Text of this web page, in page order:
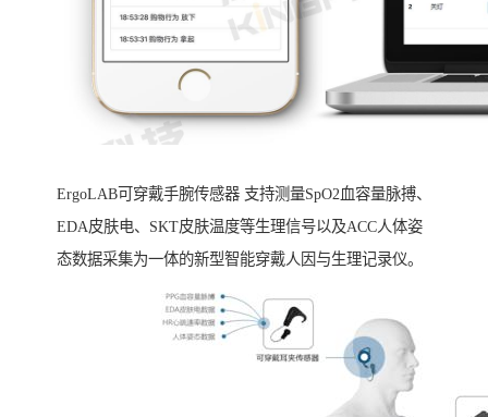
ErgoLAB可穿戴手腕传感器 支持测量SpO2血容量脉搏、
EDA皮肤电、SKT皮肤温度等生理信号以及ACC人体姿
态数据采集为一体的新型智能穿戴人因与生理记录仪。